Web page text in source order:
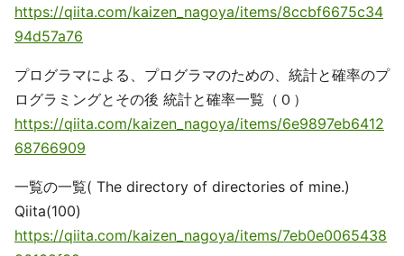
https://qiita.com/kaizen_nagoya/items/8ccbf6675c34
94d57a76
プログラマによる、プログラマのための、統計と確率のプ
ログラミングとその後 統計と確率一覧（０）
https://qiita.com/kaizen_nagoya/items/6e9897eb6412
68766909
一覧の一覧( The directory of directories of mine.)
Qiita(100)
https://qiita.com/kaizen_nagoya/items/7eb0e0065438